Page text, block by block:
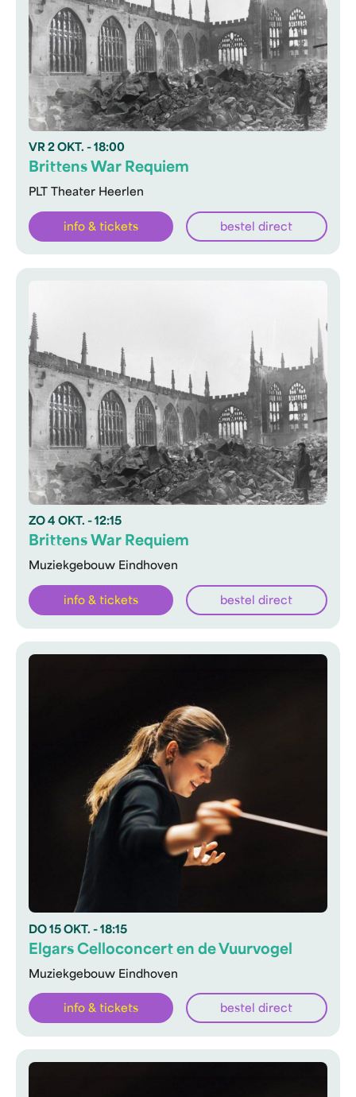
VR 2 OKT. - 18:00
PLT Theater Heerlen
Brittens War Requiem
info & tickets bestel direct
ZO 4 OKT. - 12:15
Muziekgebouw Eindhoven
Brittens War Requiem
info & tickets bestel direct
DO 15 OKT. - 18:15
Muziekgebouw Eindhoven
Elgars Celloconcert en de Vuurvogel
info & tickets bestel direct